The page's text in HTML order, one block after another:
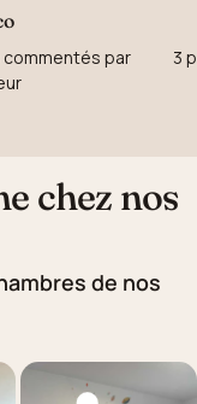
par
3
chez nos
de nos